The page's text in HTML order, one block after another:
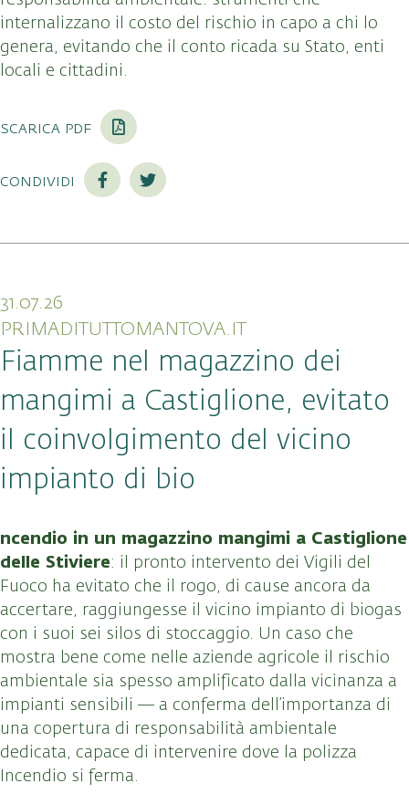
internalizzano il costo del rischio in capo a chi lo
genera, evitando che il conto ricada su Stato, enti
locali e cittadini.
scarica pdf
condividi
31.07.26
PRIMADITUTTOMANTOVA.IT
Fiamme nel magazzino dei
mangimi a Castiglione, evitato
il coinvolgimento del vicino
impianto di bio
ncendio in un magazzino mangimi a Castiglione
delle Stiviere: il pronto intervento dei Vigili del
Fuoco ha evitato che il rogo, di cause ancora da
accertare, raggiungesse il vicino impianto di biogas
con i suoi sei silos di stoccaggio. Un caso che
mostra bene come nelle aziende agricole il rischio
ambientale sia spesso amplificato dalla vicinanza a
impianti sensibili — a conferma dell’importanza di
una copertura di responsabilità ambientale
dedicata, capace di intervenire dove la polizza
Incendio si ferma.